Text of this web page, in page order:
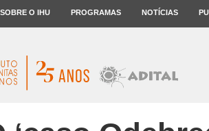
SOBRE O IHU PROGRAMAS NOTÍCIAS